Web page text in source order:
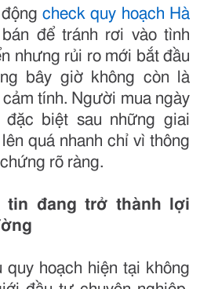
check quy hoạch Hà
để tránh rơi vào tình
nhưng rủi ro mới bắt đầu
bây giờ không còn là
tính. Người mua ngày
biệt sau những giai
quá nhanh chỉ vì thông
rõ ràng.
tin đang trở thành lợi
hoạch hiện tại không